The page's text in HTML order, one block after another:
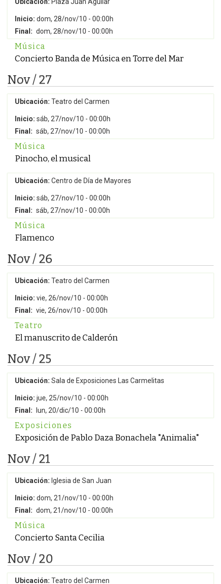
Inicio: dom, 28/nov/10 - 00:00h
Final: dom, 28/nov/10 - 00:00h
Música
Concierto Banda de Música en Torre del Mar
Nov / 27
Ubicación: Teatro del Carmen
Inicio: sáb, 27/nov/10 - 00:00h
Final: sáb, 27/nov/10 - 00:00h
Música
Pinocho, el musical
Ubicación: Centro de Día de Mayores
Inicio: sáb, 27/nov/10 - 00:00h
Final: sáb, 27/nov/10 - 00:00h
Música
Flamenco
Nov / 26
Ubicación: Teatro del Carmen
Inicio: vie, 26/nov/10 - 00:00h
Final: vie, 26/nov/10 - 00:00h
Teatro
El manuscrito de Calderón
Nov / 25
Ubicación: Sala de Exposiciones Las Carmelitas
Inicio: jue, 25/nov/10 - 00:00h
Final:
lun, 20/dic/10 - 00:00h
Exposiciones
Exposición de Pablo Daza Bonachela "Animalia"
Nov / 21
Ubicación: Iglesia de San Juan
Inicio: dom, 21/nov/10 - 00:00h
Final: dom, 21/nov/10 - 00:00h
Música
Concierto Santa Cecilia
Nov / 20
Ubicación: Teatro del Carmen